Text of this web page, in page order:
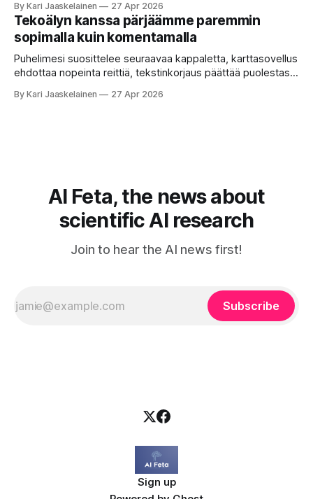
erilaisia komentoja, eikä mikään niistä oikein “puhu”
toistensa kanssa. Lopputulos on pienen palapelityön tulos.
Vuosia on ajateltu, että näin tämän kuuluukin mennä. Puhe
on sanoja ja lauseita – hyvin jäsenneltyä.
By Kari Jaaskelainen 27 Apr 2026
Tekoälyn kanssa pärjäämme paremmin
sopimalla kuin komentamalla
Puhelimesi suosittelee seuraavaa kappaletta, karttasovellus
ehdottaa nopeinta reittiä, tekstinkorjaus päättää puolestasi,
tottelee sinua sokeasti. Useammin huomaat itse
By Kari Jaaskelainen 27 Apr 2026
AI Feta, the news about
scientific AI research
Join to hear the AI news first!
Subscribe
Sign up